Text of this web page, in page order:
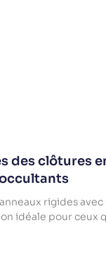
des clôtures
rigides
idéale pour ceux